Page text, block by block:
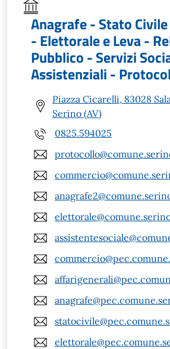
Anagrafe - Stato
- Elettorale e Leva -
Pubblico - Servizi
Assistenziali -
Piazza Cicarelli, 83028
Serino (AV)
0825.594025